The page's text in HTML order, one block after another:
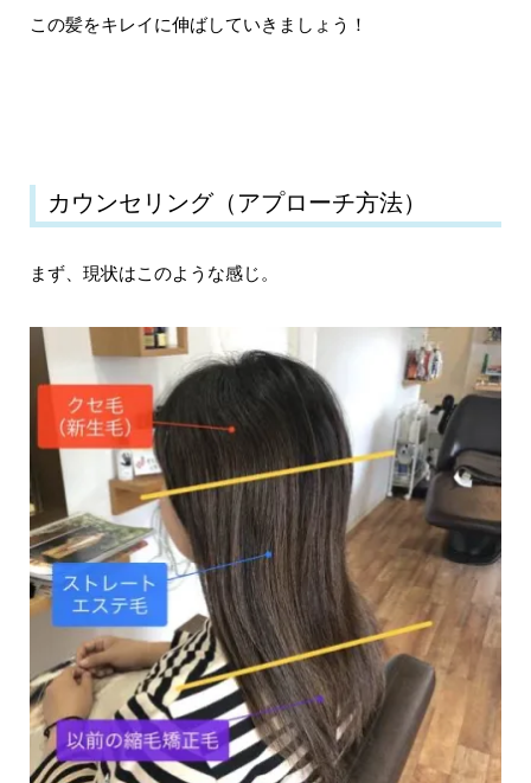
この髪をキレイに伸ばしていきましょう！
カウンセリング（アプローチ方法）
まず、現状はこのような感じ。